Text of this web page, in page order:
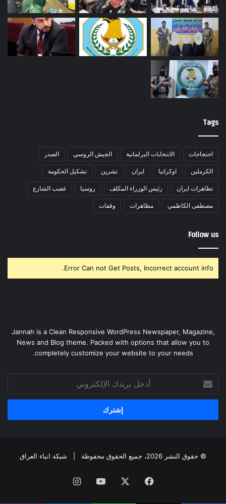
Tags
احتجاجات الانتخابات البرلمانية الجيش الروسي الصدر
الكرملين اوكرانيا ايران تشرين تشكيل الحكومة
تظاهرات ايران رئيس الوزراء المكلف روسيا غضب الشارع
مصطفى الكاظمي مظاهرات وقفات
Follow us
Error Can not Get Posts, Incorrect account info.
Jannah is a Clean Responsive WordPress Newspaper, Magazine,
News and Blog theme. Packed with options that allow you to
completely customize your website to your needs.
بريدك
الإلكتروني
© حقوق النشر 2026، جميع الحقوق محفوظة | شبكة انباء العراق
فيسبوك ‫YouTubeانستقرام